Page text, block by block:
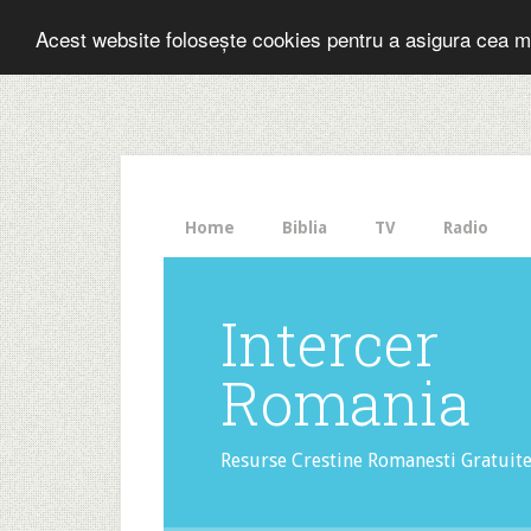
Acest website folosește cookies pentru a asigura cea
The
HelloBar
- a
little
bar
that
gets
noticed!
Home Biblia TV Radio
Intercer
Romania
Resurse Crestine Romanesti Gratuite